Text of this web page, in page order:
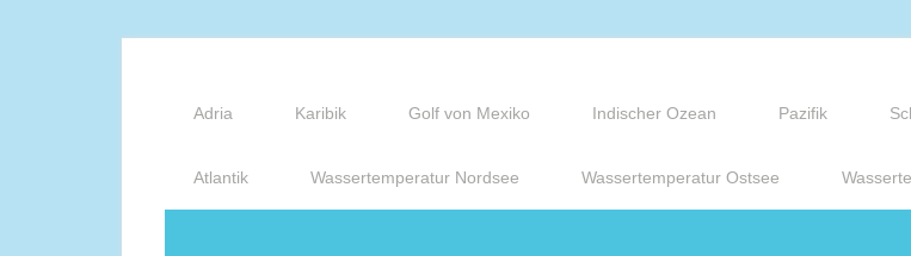
Adria Karibik Golf von Mexiko Indischer Ozean Pazifik
Atlantik Wassertemperatur Nordsee Wassertemperatur Ostsee